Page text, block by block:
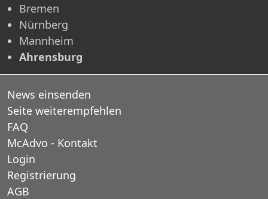
Bremen
Nürnberg
Mannheim
Ahrensburg
News einsenden
Seite weiterempfehlen
FAQ
McAdvo - Kontakt
Login
Registrierung
AGB